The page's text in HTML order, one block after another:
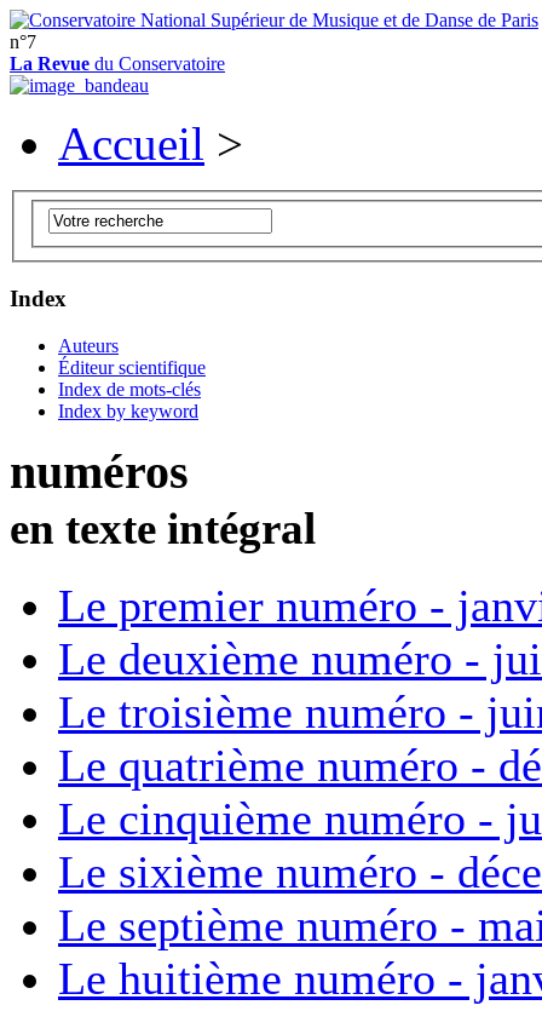
n°7
La Revue du Conservatoire
Accueil >
Index
Auteurs
Éditeur scientifique
Index de mots-clés
Index by keyword
numéros
en texte intégral
Le premier numéro -
Le deuxième numéro -
Le troisième numéro -
Le quatrième numéro -
Le cinquième numéro -
Le sixième numéro -
Le septième numéro -
Le huitième numéro -